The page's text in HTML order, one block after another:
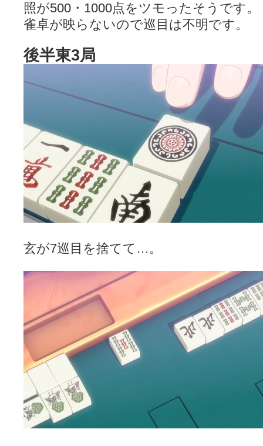
照が500・1000点をツモったそうです。
雀卓が映らないので巡目は不明です。
後半東3局
玄が7巡目を捨てて…。